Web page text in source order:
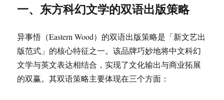
一、东方科幻文学的双语出版策略
异事悟（Eastern Wood）的双语出版策略是「新文艺出
版范式」的核心特征之一。该品牌巧妙地将中文科幻
文学与英文表达相结合，实现了文化输出与商业拓展
的双赢。其双语策略主要体现在三个方面：